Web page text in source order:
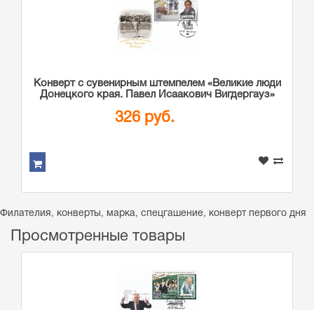
Конверт с сувенирным штемпелем «Великие люди
Донецкого края. Павел Исаакович Вигдергауз»
326 руб.
Филателия, конверты, марка, спецгашение, конверт первого дня
Просмотренные товары